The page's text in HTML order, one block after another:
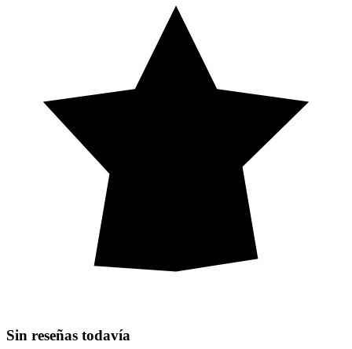
Sin reseñas todavía